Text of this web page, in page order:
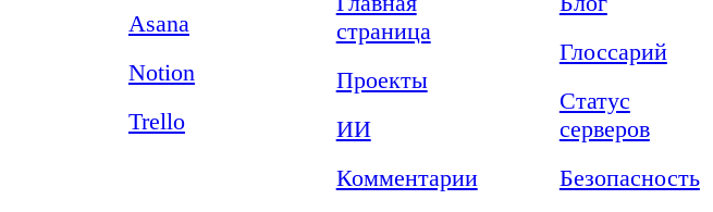
Asana
Notion
Trello
страница
Проекты
ИИ
Комментарии
Глоссарий
Статус
серверов
Безопасность